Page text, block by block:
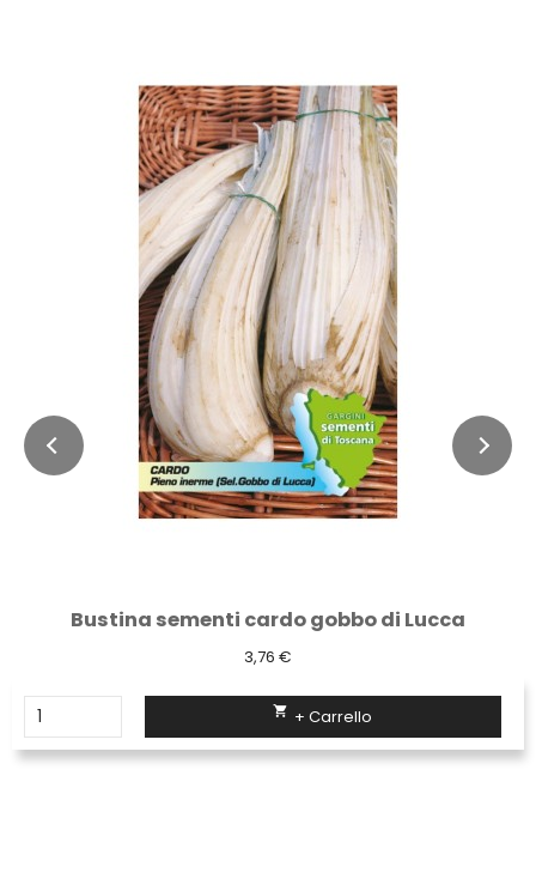
Bustina sementi cardo gobbo di Lucca
3,76 €
 + Carrello